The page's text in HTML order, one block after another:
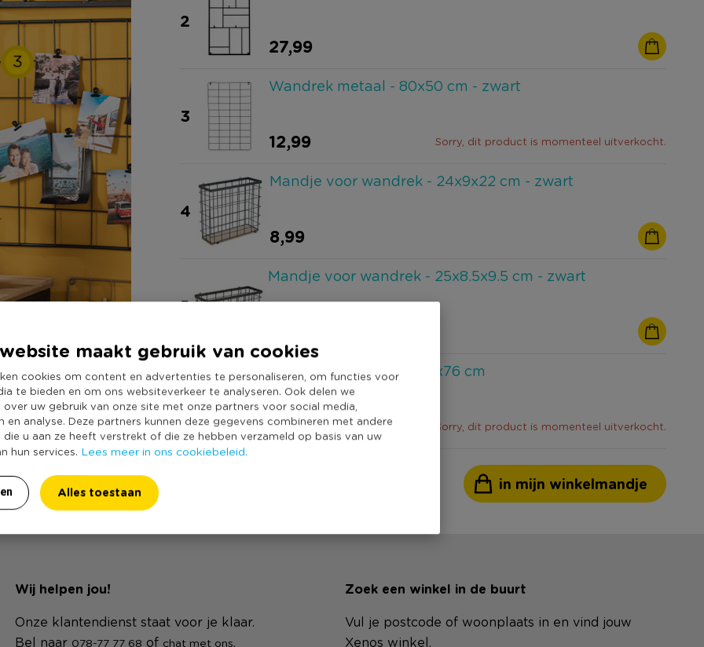
maakt gebruik van cookies
cookies om content en advertenties te personaliseren, om functies voor
te bieden en om ons websiteverkeer te analyseren. Ook delen we
uw gebruik van onze site met onze partners voor social media,
en analyse. Deze partners kunnen deze gegevens combineren met andere
u aan ze heeft verstrekt of die ze hebben verzameld op basis van uw
hun services. Lees meer in ons cookiebeleid.
Alles toestaan
3
2
27,99
3
Wandrek metaal - 80x50 cm - zwart
12,99 Sorry, dit product is momenteel uitverkocht.
4
Mandje voor wandrek - 24x9x22 cm - zwart
8,99
5
Mandje voor wandrek - 25x8.5x9.5 cm - zwart
6
Bureau Charlie - 110x50x76 cm
109,00 Sorry, dit product is momenteel uitverkocht.
in mijn winkelmandje
Wij helpen jou!
Onze klantendienst staat voor je klaar.
Bel naar 078-77 77 68 of chat met ons.
Zoek een winkel in de buurt
Vul je postcode of woonplaats in en vind jouw
Xenos winkel.